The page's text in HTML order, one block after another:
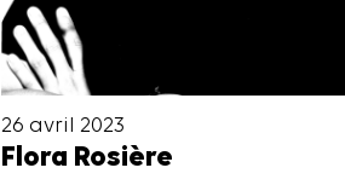
26 avril 2023
Flora Rosière